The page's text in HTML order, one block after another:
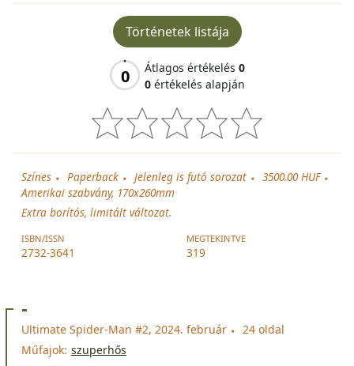
Történetek listája
0 Átlagos értékelés 0
0 értékelés alapján
Színes Paperback Jelenleg is futó sorozat
3500.00 HUF
Amerikai szabvány, 170x260mm
Extra borítós, limitált változat.
ISBN/ISSN
2732-3641
MEGTEKINTVE
319
-
Ultimate Spider-Man #2, 2024. február
24 oldal
Műfajok: szuperhős